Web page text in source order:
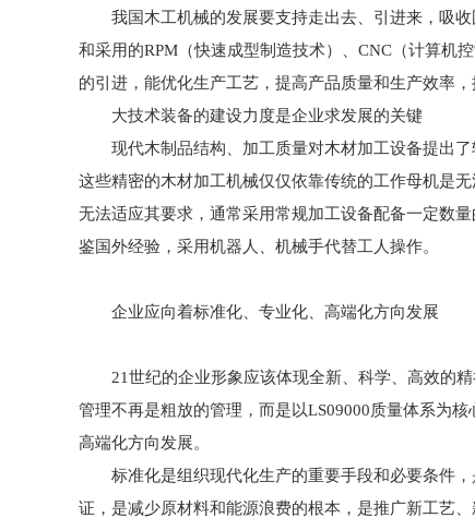
我国木工机械的发展要支持走出去、引进来，吸收
和采用的RPM（快速成型制造技术）、CNC（计算机
的引进，能优化生产工艺，提高产品质量和生产效率
大技术装备的建设力度是企业求发展的关键
现代木制品结构、加工质量对木材加工设备提出了
这些精密的木材加工机械仅仅依靠传统的工作母机是
无法适应其要求，通常采用常规加工设备配备一定数
鉴国外经验，采用机器人、机械手代替工人操作。
企业应向着标准化、专业化、高端化方向发展
21世纪的企业形象应该体现全新、科学、高效的精
管理不再是粗放的管理，而是以LS09000质量体系为
高端化方向发展。
标准化是组织现代化生产的重要手段和必要条件，
证，是减少原材料和能源浪费的根本，是推广新工艺